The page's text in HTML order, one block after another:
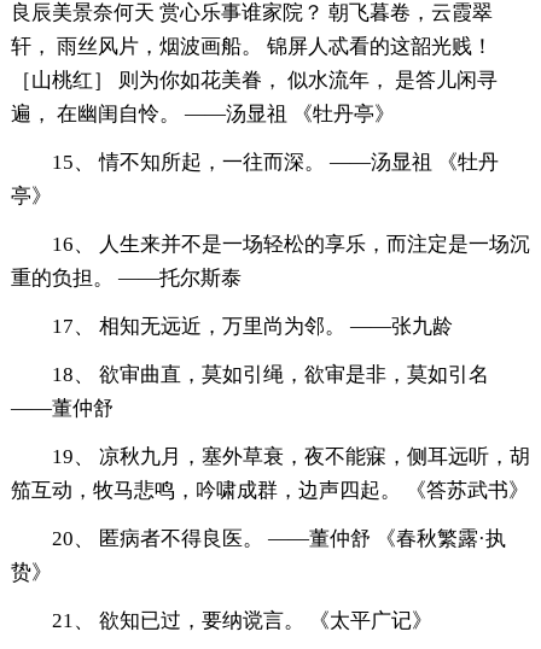
良辰美景奈何天 赏心乐事谁家院？ 朝飞暮卷，云霞翠
轩， 雨丝风片，烟波画船。 锦屏人忒看的这韶光贱！
［山桃红］ 则为你如花美眷， 似水流年， 是答儿闲寻
遍， 在幽闺自怜。 ——汤显祖 《牡丹亭》
15、 情不知所起，一往而深。 ——汤显祖 《牡丹
亭》
16、 人生来并不是一场轻松的享乐，而注定是一场沉
重的负担。 ——托尔斯泰
17、 相知无远近，万里尚为邻。 ——张九龄
18、 欲审曲直，莫如引绳，欲审是非，莫如引名
——董仲舒
19、 凉秋九月，塞外草衰，夜不能寐，侧耳远听，胡
笳互动，牧马悲鸣，吟啸成群，边声四起。 《答苏武书》
20、 匿病者不得良医。 ——董仲舒 《春秋繁露·执
贽》
21、 欲知已过，要纳谠言。 《太平广记》